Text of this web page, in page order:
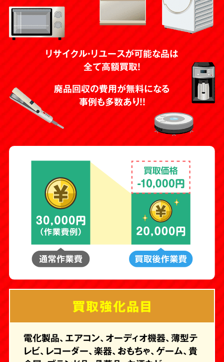
リサイクル・リユースが可能な品は
全て高額買取！
廃品回収の費用が無料になる
事例も多数あり！！
買取強化品目
電化製品、エアコン、オーディオ機器、薄型テ
レビ、レコーダー、楽器、おもちゃ、ゲーム、貴